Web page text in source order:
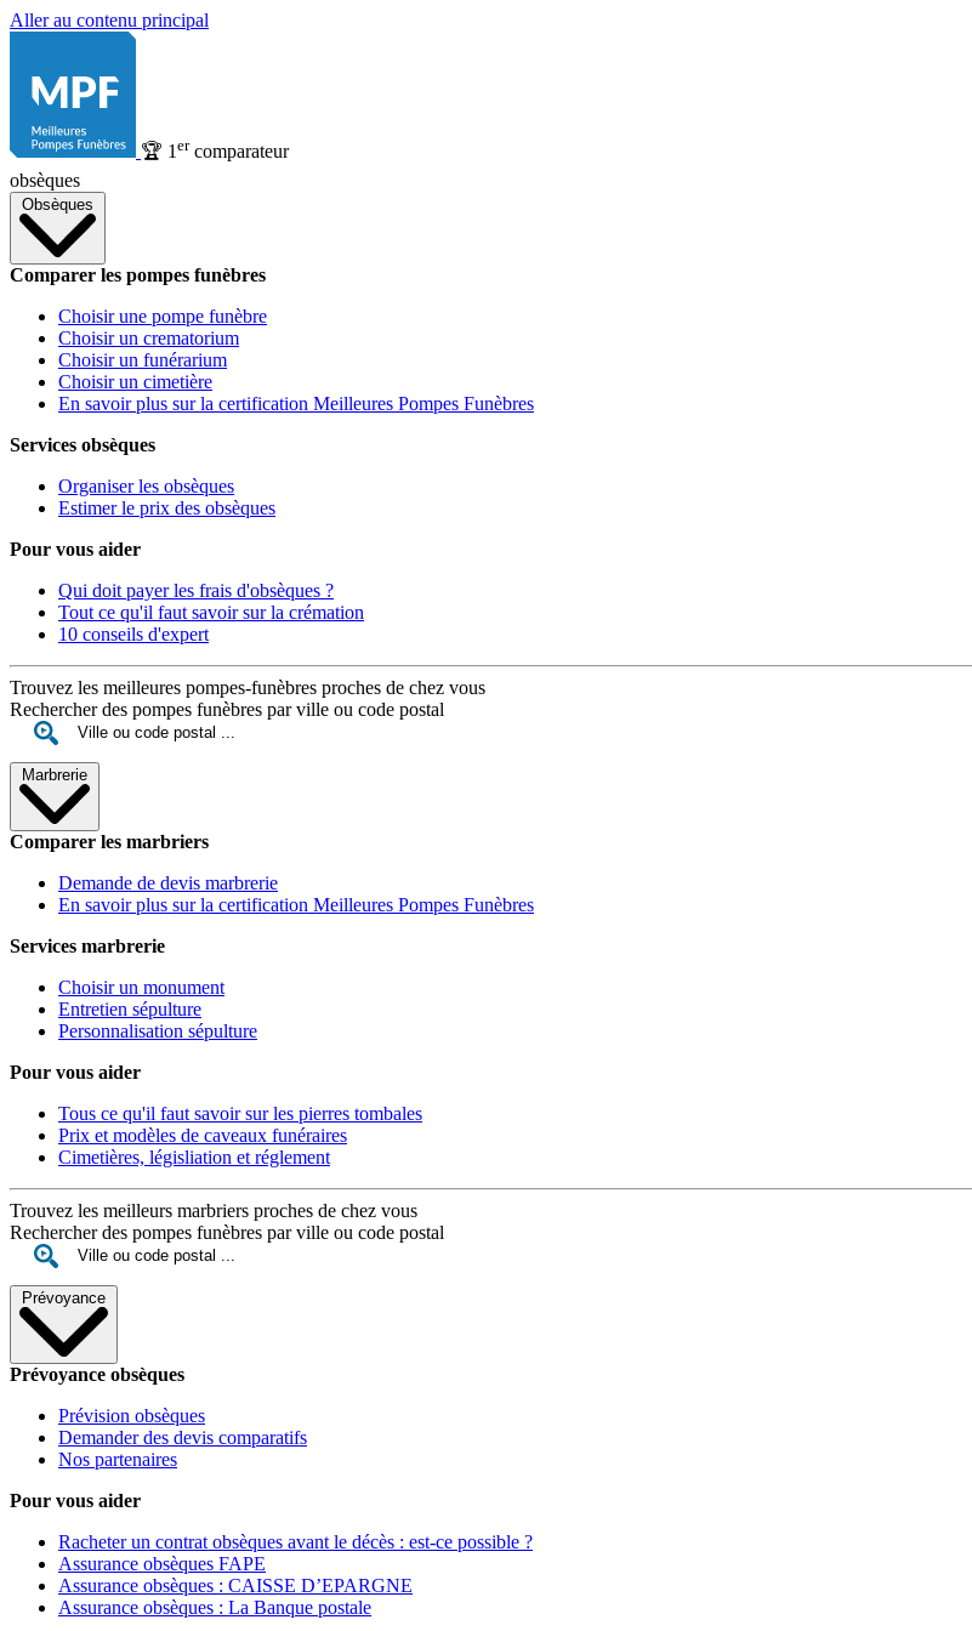
Aller au contenu principal
🏆 1 ercomparateur
obsèques
Obsèques
Comparer les pompes funèbres
Choisir une pompe funèbre
Choisir un crematorium
Choisir un funérarium
Choisir un cimetière
En savoir plus sur la certification Meilleures Pompes Funèbres
Services obsèques
Organiser les obsèques
Estimer le prix des obsèques
Pour vous aider
Qui doit payer les frais d'obsèques ?
Tout ce qu'il faut savoir sur la crémation
10 conseils d'expert
Trouvez les meilleures pompes-funèbres proches de chez vous
Rechercher des pompes funèbres par ville ou code postal
Marbrerie
Comparer les marbriers
Demande de devis marbrerie
En savoir plus sur la certification Meilleures Pompes Funèbres
Services marbrerie
Choisir un monument
Entretien sépulture
Personnalisation sépulture
Pour vous aider
Tous ce qu'il faut savoir sur les pierres tombales
Prix et modèles de caveaux funéraires
Cimetières, législiation et réglement
Trouvez les meilleurs marbriers proches de chez vous
Rechercher des pompes funèbres par ville ou code postal
Prévoyance
Prévoyance obsèques
Prévision obsèques
Demander des devis comparatifs
Nos partenaires
Pour vous aider
Racheter un contrat obsèques avant le décès : est-ce possible ?
Assurance obsèques FAPE
Assurance obsèques : CAISSE D’EPARGNE
Assurance obsèques : La Banque postale